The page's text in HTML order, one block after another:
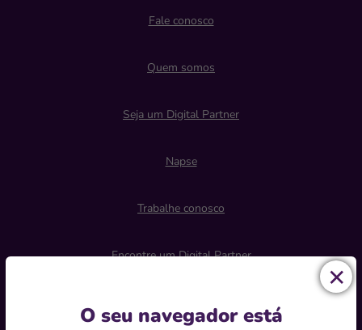
O seu navegador está
Fale conosco
Quem somos
Seja um Digital Partner
Napse
Trabalhe conosco
Encontre um Digital Partner